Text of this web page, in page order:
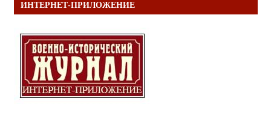
ИНТЕРНЕТ-ПРИЛОЖЕНИЕ